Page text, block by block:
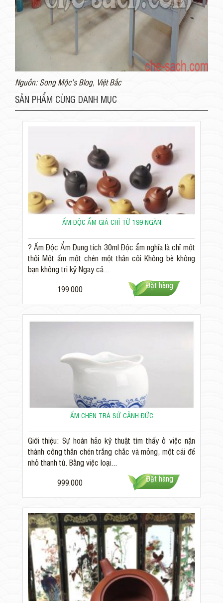
Nguồn: Song Mộc’s Blog, Việt Bắc
SẢN PHẨM CÙNG DANH MỤC
ẤM ĐỘC ẨM GIÁ CHỈ TỪ 199 NGÀN
? Ấm Độc Ẩm Dung tích 30ml Độc ẩm nghĩa là chỉ một
thôi Một ấm một chén một thân côi Không bè không
bạn không tri kỷ Ngay cả...
199.000 Đặt hàng
ẤM CHÉN TRÀ SỨ CẢNH ĐỨC
Giới thiệu: Sự hoàn hảo kỹ thuật tìm thấy ở việc nặn
thành công thân chén trắng chắc và mỏng, một cái đế
nhỏ thanh tú. Bằng việc loại...
999.000 Đặt hàng